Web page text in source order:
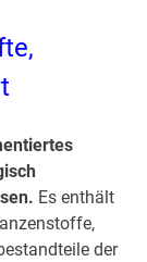
Es enthält
der